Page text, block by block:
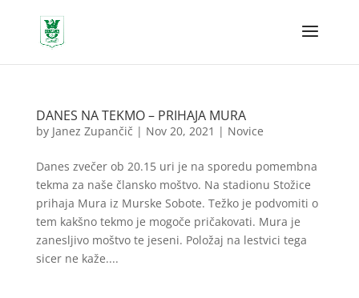
DANES NA TEKMO – PRIHAJA MURA
by Janez Zupančič | Nov 20, 2021 | Novice
Danes zvečer ob 20.15 uri je na sporedu pomembna
tekma za naše člansko moštvo. Na stadionu Stožice
prihaja Mura iz Murske Sobote. Težko je podvomiti o
tem kakšno tekmo je mogoče pričakovati. Mura je
zanesljivo moštvo te jeseni. Položaj na lestvici tega
sicer ne kaže....